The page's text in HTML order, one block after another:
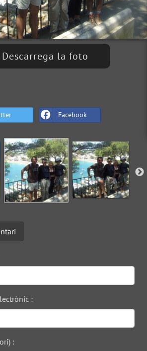
Descarrega la foto
Facebook
:
: